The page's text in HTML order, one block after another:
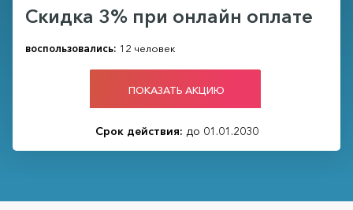
Скидка 3% при онлайн оплате
воспользовались: 12 человек
ПОКАЗАТЬ АКЦИЮ
Срок действия: до 01.01.2030